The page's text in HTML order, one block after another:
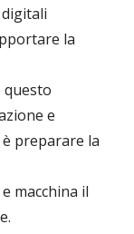
la
questo
e
è preparare la
macchina il